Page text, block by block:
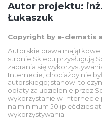
Autor projektu:
Łukaszuk
Copyright by e-clematis
Autorskie prawa majątkowe
stronie Sklepu przysługują
zabrania się
Internecie, chociażby nie
autorskiego; stanowi to
opłaty za udzielenie przez
wykorzystanie w Internecie
na minimum 50
wykorzystywania.